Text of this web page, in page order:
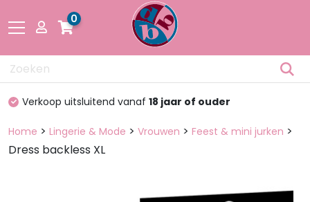
Drogisterij
0
100%discreet verpakt
Home > Lingerie & Mode > Vrouwen > Feest & mini jurken >
Dress backless XL